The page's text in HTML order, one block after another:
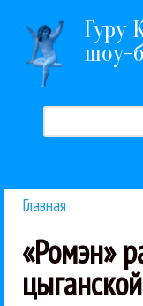
Гуру
шоу-
Форма
Главная
«Ромэн»